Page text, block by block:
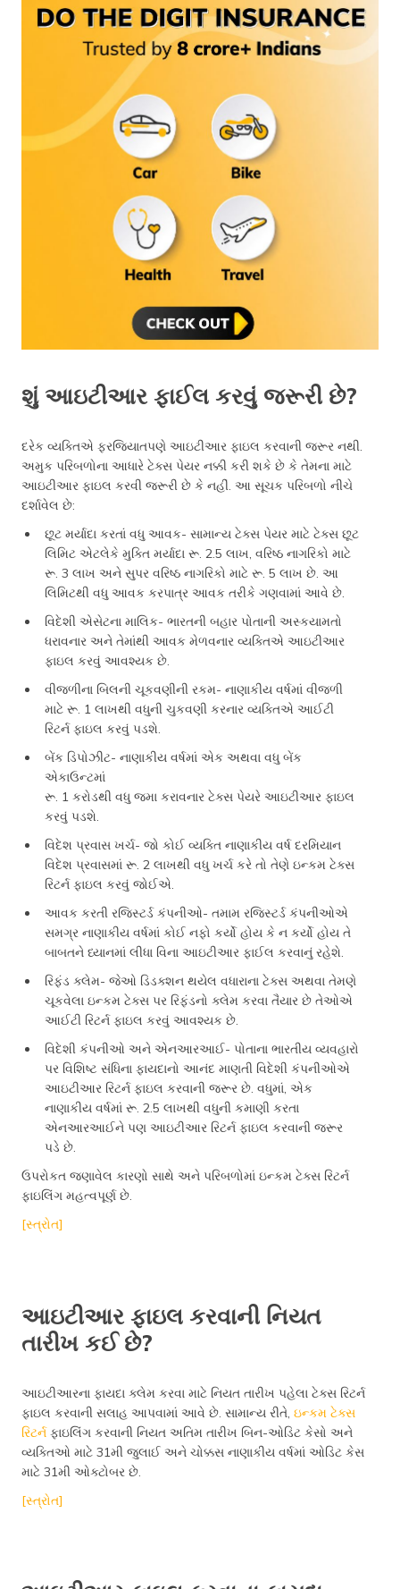
શું આઇટીઆર ફાઈલ કરવું જરૂરી છે?
દરેક વ્યક્તિએ ફરજિયાતપણે આઇટીઆર ફાઇલ કરવાની જરૂર નથી.
અમુક પરિબળોના આધારે ટેક્સ પેયર નક્કી કરી શકે છે કે તેમના માટે
આઇટીઆર ફાઇલ કરવી જરૂરી છે કે નહીં. આ સૂચક પરિબળો નીચે
દર્શાવેલ છે:
છૂટ મર્યાદા કરતાં વધુ આવક- સામાન્ય ટેક્સ પેયર માટે ટેક્સ છૂટ
લિમિટ એટલેકે મુક્તિ મર્યાદા રૂ. 2.5 લાખ, વરિષ્ઠ નાગરિકો માટે
રૂ. 3 લાખ અને સુપર વરિષ્ઠ નાગરિકો માટે રૂ. 5 લાખ છે. આ
લિમિટથી વધુ આવક કરપાત્ર આવક તરીકે ગણવામાં આવે છે.
વિદેશી એસેટના માલિક- ભારતની બહાર પોતાની અસ્કયામતો
ધરાવનાર અને તેમાંથી આવક મેળવનાર વ્યક્તિએ આઇટીઆર
ફાઇલ કરવું આવશ્યક છે.
વીજળીના બિલની ચૂકવણીની રકમ- નાણાકીય વર્ષમાં વીજળી
માટે રૂ. 1 લાખથી વધુની ચુકવણી કરનાર વ્યક્તિએ આઈટી
રિટર્ન ફાઇલ કરવું પડશે.
બેંક ડિપોઝીટ- નાણાકીય વર્ષમાં એક અથવા વધુ બેંક
એકાઉન્ટમાં
રૂ. 1 કરોડથી વધુ જમા કરાવનાર ટેક્સ પેયરે આઇટીઆર ફાઇલ
કરવું પડશે.
વિદેશ પ્રવાસ ખર્ચ- જો કોઈ વ્યક્તિ નાણાકીય વર્ષ દરમિયાન
વિદેશ પ્રવાસમાં રૂ. 2 લાખથી વધુ ખર્ચ કરે તો તેણે ઇન્કમ ટેક્સ
રિટર્ન ફાઇલ કરવું જોઈએ.
આવક કરતી રજિસ્ટર્ડ કંપનીઓ- તમામ રજિસ્ટર્ડ કંપનીઓએ
સમગ્ર નાણાકીય વર્ષમાં કોઈ નફો કર્યો હોય કે ન કર્યો હોય તે
બાબતને ધ્યાનમાં લીધા વિના આઇટીઆર ફાઈલ કરવાનું રહેશે.
રિફંડ ક્લેમ- જેઓ ડિડક્શન થયેલ વધારાના ટેક્સ અથવા તેમણે
ચૂકવેલા ઇન્કમ ટેક્સ પર રિફંડનો ક્લેમ કરવા તૈયાર છે તેઓએ
આઈટી રિટર્ન ફાઇલ કરવું આવશ્યક છે.
વિદેશી કંપનીઓ અને એનઆરઆઈ- પોતાના ભારતીય વ્યવહારો
પર વિશિષ્ટ સંધિના ફાયદાનો આનંદ માણતી વિદેશી કંપનીઓએ
આઇટીઆર રિટર્ન ફાઇલ કરવાની જરૂર છે. વધુમાં, એક
નાણાકીય વર્ષમાં રૂ. 2.5 લાખથી વધુની કમાણી કરતા
એનઆરઆઈને પણ આઇટીઆર રિટર્ન ફાઇલ કરવાની જરૂર
પડે છે.
ઉપરોકત જણાવેલ કારણો સાથે અને પરિબળોમાં ઇન્કમ ટેક્સ રિટર્ન
ફાઇલિંગ મહત્વપૂર્ણ છે.
[સ્ત્રોત]
આઇટીઆર ફાઇલ કરવાની નિયત
તારીખ કઈ છે?
આઇટીઆરના ફાયદા ક્લેમ કરવા માટે નિયત તારીખ પહેલા ટેક્સ રિટર્ન
ફાઇલ કરવાની સલાહ આપવામાં આવે છે. સામાન્ય રીતે, ઇન્કમ ટેક્સ
રિટર્નફાઇલિંગ કરવાની નિયત અતિમ તારીખ બિન-ઓડિટ કેસો અને
વ્યક્તિઓ માટે 31મી જુલાઈ અને ચોક્કસ નાણાકીય વર્ષમાં ઓડિટ કેસ
માટે 31મી ઓક્ટોબર છે.
[સ્ત્રોત]